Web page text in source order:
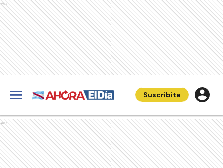
Ads
Suscribite
Ads